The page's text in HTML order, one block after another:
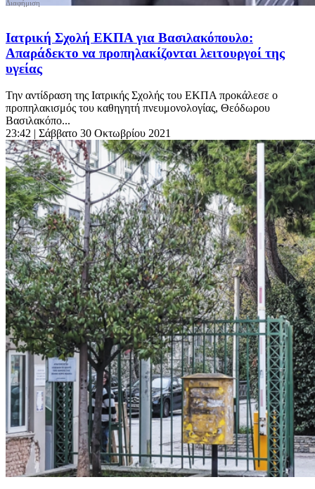
Ιατρική Σχολή ΕΚΠΑ για Βασιλακόπουλο:
Απαράδεκτο να προπηλακίζονται λειτουργοί της
υγείας
Την αντίδραση της Ιατρικής Σχολής του ΕΚΠΑ προκάλεσε ο
προπηλακισμός του καθηγητή πνευμονολογίας, Θεόδωρου
Βασιλακόπο...
23:42 | Σάββατο 30 Οκτωβρίου 2021